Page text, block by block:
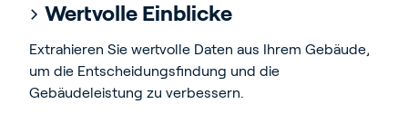
Wertvolle Einblicke
Extrahieren Sie wertvolle Daten aus Ihrem Gebäude,
um die Entscheidungsfindung und die
Gebäudeleistung zu verbessern.